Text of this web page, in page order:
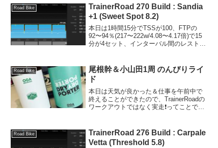
に、もっとパワーを身につけるために、
もっとトレーニ...
Road Bike
TrainerRoad 270 Build : Sandia
+1 (Sweet Spot 8.2)
本日は1時間15分でTSSが100、FTPの
92〜94％(217〜222w/4.08〜4.17倍)で15
分が4セット、インターバル間のレストが
ションで。う...
Road Bike
尾根幹＆小山田1周 のんびりライ
ド
本日は天気が良かった＆仕事を午前中で
終えることができたので、TrainerRoadの
ワークアウトではなく実走❗️ってことで尾
けての実走は2回目。...
Road Bike
TrainerRoad 276 Build : Carpale
Vetta (Threshold 5.8)